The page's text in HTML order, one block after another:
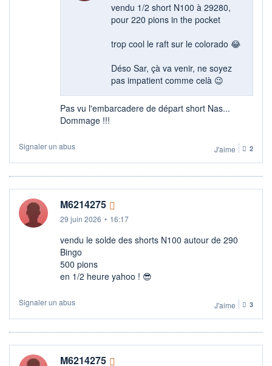
vendu 1/2 short N100 à 29280,
pour 220 pions in the pocket
trop cool le raft sur le colorado 😂​
Déso Sar, çà va venir, ne soyez
pas impatient comme celà 😉
Pas vu l'embarcadere de départ short Nas...
Dommage !!!
Signaler un abus J'aime 2
M6214275
29 juin 2026 • 16:17
vendu le solde des shorts N100 autour de 290
Bingo
500 pions
en 1/2 heure yahoo ! 😎
Signaler un abus J'aime 3
M6214275